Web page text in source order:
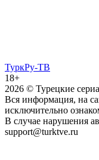
ТуркРу-ТВ
18+
2026 © Турецкие
Вся информация, на
исключительно
В случае нарушения
support@turktve.ru